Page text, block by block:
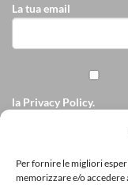
Per fornire le migliori
memorizzare e/o
La tua email
la Privacy Policy.